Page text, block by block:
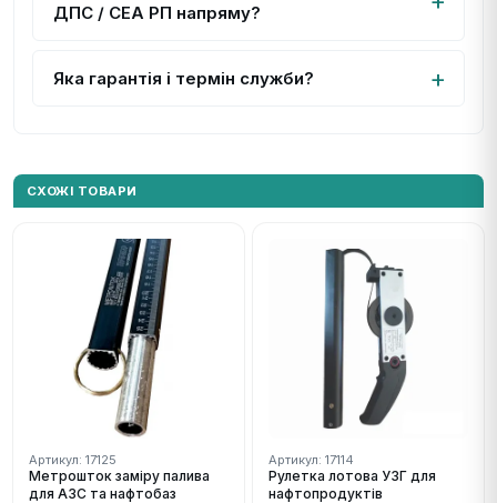
ДПС / СЕА РП напряму?
Яка гарантія і термін служби?
СХОЖІ ТОВАРИ
Артикул: 17125
Метрошток заміру палива
для АЗС та нафтобаз
Артикул: 17114
Рулетка лотова УЗГ для
нафтопродуктів